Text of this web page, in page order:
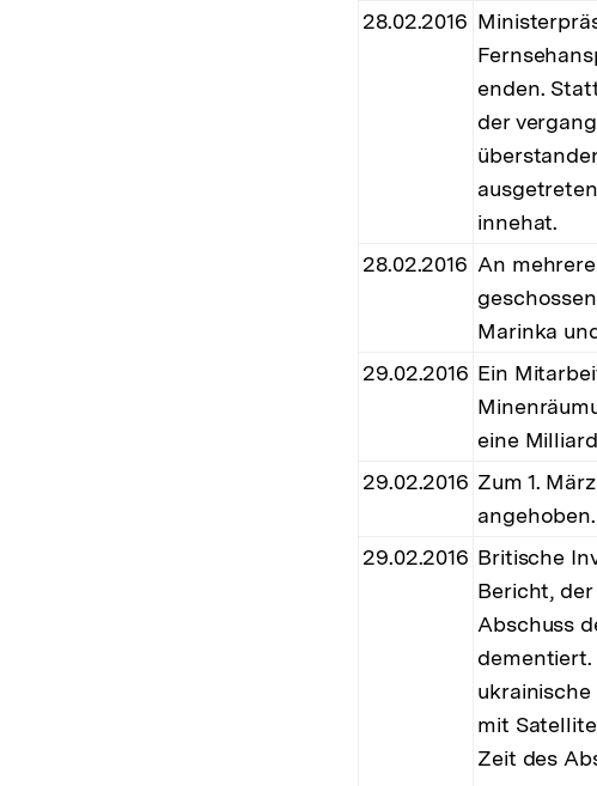
28.02.2016
enden.
der
innehat.
28.02.2016 An
Marinka
29.02.2016 Ein
eine
29.02.2016 Zum 1.
angehoben.
29.02.2016 Britische
Bericht,
Abschuss
mit
Zeit des